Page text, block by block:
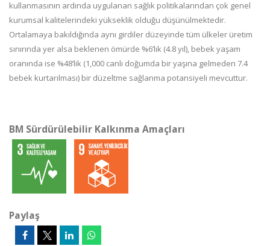
kullanmasının ardında uygulanan sağlık politikalarından çok genel
kurumsal kalitelerindeki yükseklik olduğu düşünülmektedir.
Ortalamaya bakıldığında aynı girdiler düzeyinde tüm ülkeler üretim
sınırında yer alsa beklenen ömürde %6’lık (4.8 yıl), bebek yaşam
oranında ise %48’lik (1,000 canlı doğumda bir yaşına gelmeden 7.4
bebek kurtarılması) bir düzeltme sağlanma potansiyeli mevcuttur.
BM Sürdürülebilir Kalkınma Amaçları
Paylaş